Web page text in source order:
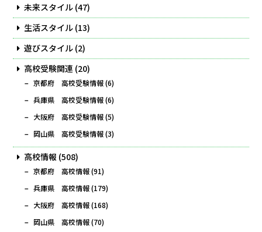
未来スタイル (47)
生活スタイル (13)
遊びスタイル (2)
高校受験関連 (20)
京都府 高校受験情報(6)
兵庫県 高校受験情報(6)
大阪府 高校受験情報(5)
岡山県 高校受験情報(3)
高校情報 (508)
京都府 高校情報(91)
兵庫県 高校情報(179)
大阪府 高校情報(168)
岡山県 高校情報(70)